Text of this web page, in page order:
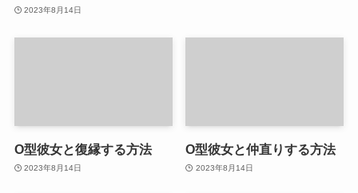
2023年8月14日
O型彼女と復縁する方法
2023年8月14日
O型彼女と仲直りする方法
2023年8月14日